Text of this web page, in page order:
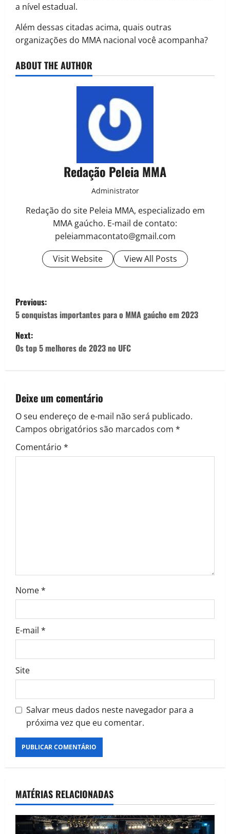
a nível estadual.
Além dessas citadas acima, quais outras
organizações do MMA nacional você acompanha?
ABOUT THE AUTHOR
Redação Peleia MMA
Administrator
Redação do site Peleia MMA, especializado em
MMA gaúcho. E-mail de contato:
peleiammacontato@gmail.com
Visit Website
View All Posts
Previous:
5 conquistas importantes para o MMA gaúcho em 2023
Next:
Os top 5 melhores de 2023 no UFC
Deixe um comentário
O seu endereço de e-mail não será publicado.
Campos obrigatórios são marcados com *
Comentário *
Nome*
E-mail *
Site
Salvar meus dados neste navegador para a
próxima vez que eu comentar.
MATÉRIAS RELACIONADAS